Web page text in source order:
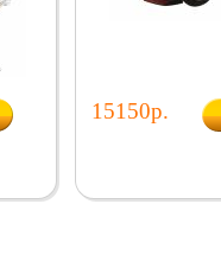
15150р.